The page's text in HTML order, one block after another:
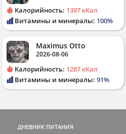
Калорийность: 1397 кКал
Витамины и минералы: 100%
Maximus Otto
2026-08-06
Калорийность: 1287 кКал
Витамины и минералы: 91%
ДНЕВНИК ПИТАНИЯ